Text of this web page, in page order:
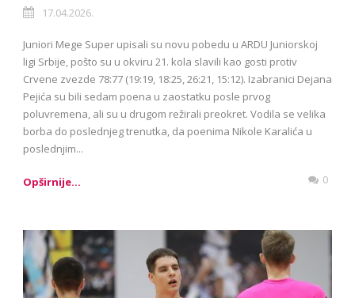
17.04.2026.
Juniori Mege Super upisali su novu pobedu u ARDU Juniorskoj
ligi Srbije, pošto su u okviru 21. kola slavili kao gosti protiv
Crvene zvezde 78:77 (19:19, 18:25, 26:21, 15:12). Izabranici Dejana
Pejića su bili sedam poena u zaostatku posle prvog
poluvremena, ali su u drugom režirali preokret. Vodila se velika
borba do poslednjeg trenutka, da poenima Nikole Karalića u
poslednjim...
Opširnije... 0